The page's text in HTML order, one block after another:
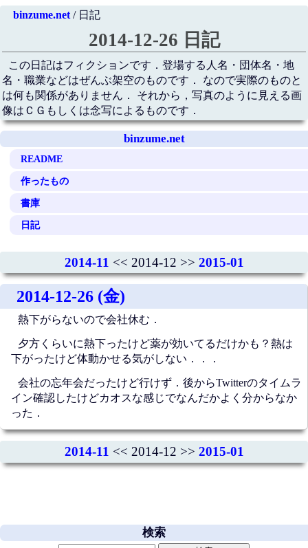
binzume.net/ 日記
2014-12-26 日記
この日記はフィクションです．登場する人名・団体名・地
名・職業などはぜんぶ架空のものです． なので実際のものと
は何も関係がありません． それから，写真のように見える画
像はＣＧもしくは念写によるものです．
binzume.net
README
作ったもの
書庫
日記
2014-11 << 2014-12 >> 2015-01
2014-12-26 (金)
熱下がらないので会社休む．
夕方くらいに熱下ったけど薬が効いてるだけかも？熱は
下がったけど体動かせる気がしない．．．
会社の忘年会だったけど行けず．後からTwitterのタイムラ
イン確認したけどカオスな感じでなんだかよく分からなか
った．
2014-11 << 2014-12 >> 2015-01
検索